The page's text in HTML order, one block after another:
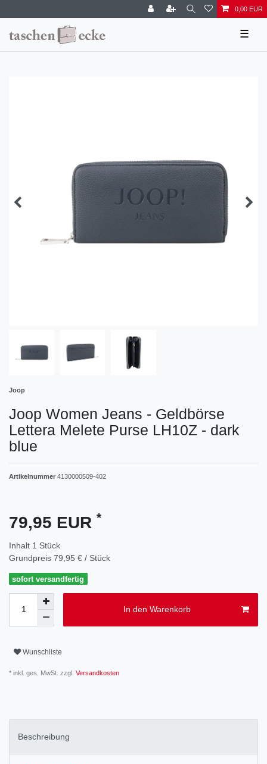
0,00 EUR
☰
Joop
Joop Women Jeans - Geldbörse
Lettera Melete Purse LH10Z - dark
blue
Artikelnummer 4130000509-402
79,95 EUR *
Inhalt 1 Stück
Grundpreis 79,95 € / Stück
sofort versandfertig
In den Warenkorb
Wunschliste
* inkl. ges. MwSt. zzgl. Versandkosten
Beschreibung